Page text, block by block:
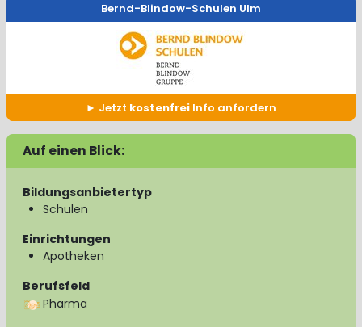
Bernd-Blindow-Schulen Ulm
Jetzt kostenfrei Info anfordern
Auf einen Blick:
Bildungsanbietertyp
Schulen
Einrichtungen
Apotheken
Berufsfeld
Pharma